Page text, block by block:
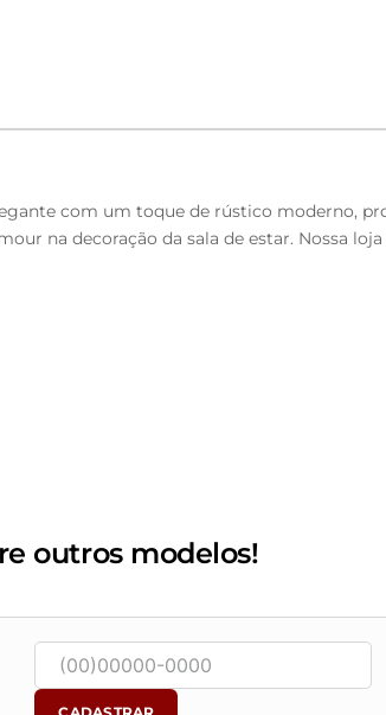
com um toque de rústico moderno,
na decoração da sala de estar. Nossa
outros modelos!